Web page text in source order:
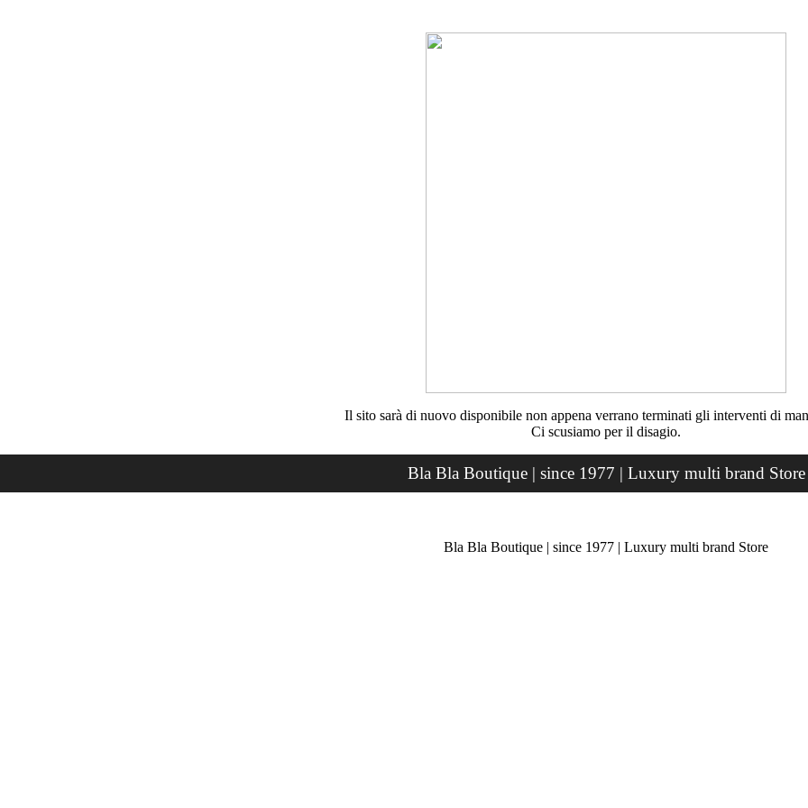
Il sito sarà di nuovo disponibile non appena verrano terminati gli interventi di
Ci scusiamo per il disagio.
Bla Bla Boutique | since 1977 | Luxury multi brand Store
Bla Bla Boutique | since 1977 | Luxury multi brand Store